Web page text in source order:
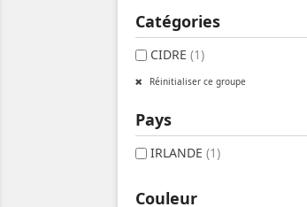
Catégories
CIDRE (1)
Réinitialiser ce groupe
Pays
IRLANDE (1)
Couleur